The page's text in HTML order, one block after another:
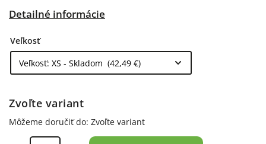
Detailné informácie
Veľkosť
Zvoľte variant
Môžeme doručiť do: Zvoľte variant